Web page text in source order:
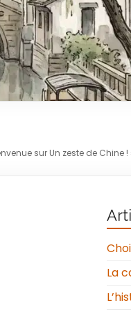
sur Un zeste de Chine !
La